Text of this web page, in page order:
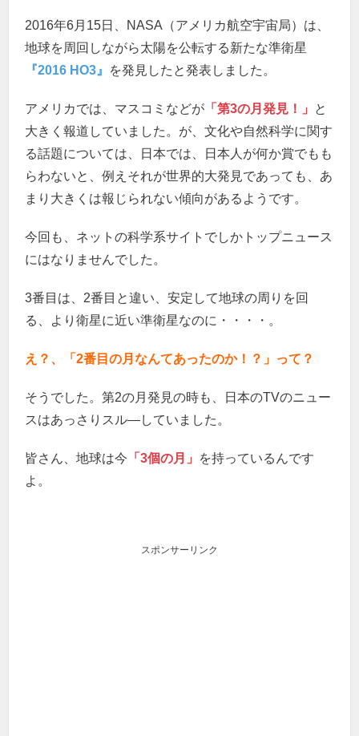
2016年6月15日、NASA（アメリカ航空宇宙局）は、
地球を周回しながら太陽を公転する新たな準衛星
『2016 HO3』
を発見したと発表しました。
アメリカでは、マスコミなどが 「第3の月発見！」
と
大きく報道していました。が、文化や自然科学に関す
る話題については、日本では、日本人が何か賞でもも
らわないと、例えそれが世界的大発見であっても、あ
まり大きくは報じられない傾向があるようです。
今回も、ネットの科学系サイトでしかトップニュース
にはなりませんでした。
3番目は、2番目と違い、安定して地球の周りを回
る、より衛星に近い準衛星なのに・・・・。
え？、「2番目の月なんてあったのか！？」って？
そうでした。第2の月発見の時も、日本のTVのニュー
スはあっさりスル―していました。
皆さん、地球は今 「3個の月」
を持っているんです
よ。
スポンサーリンク